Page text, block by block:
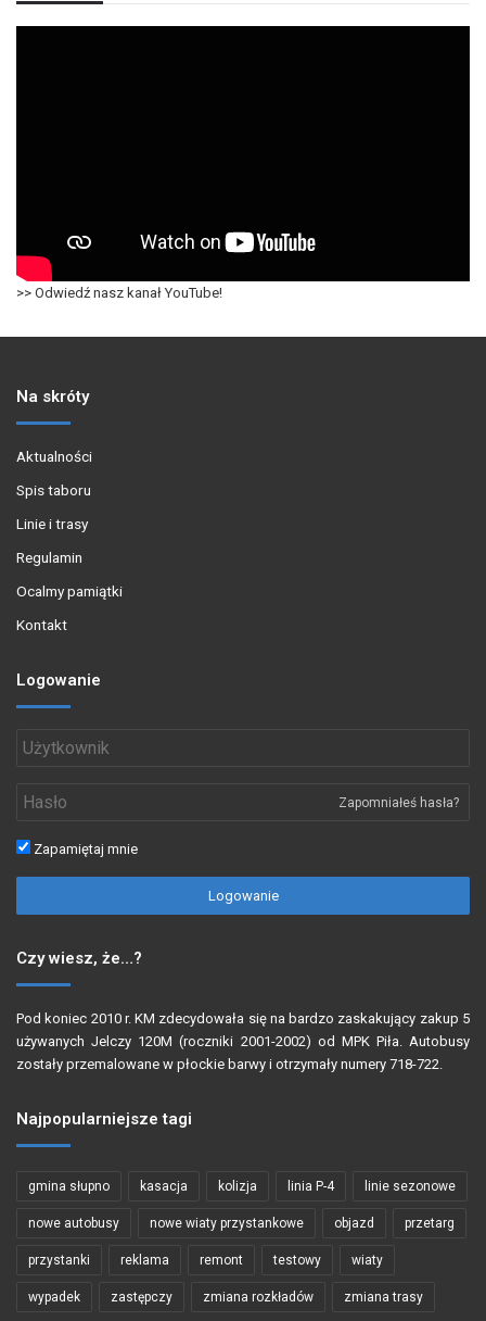
>> Odwiedź nasz kanał YouTube!
Na skróty
Aktualności
Spis taboru
Linie i trasy
Regulamin
Ocalmy pamiątki
Kontakt
Logowanie
Zapomniałeś hasła?
Zapamiętaj mnie
Logowanie
Czy wiesz, że…?
Pod koniec 2010 r. KM zdecydowała się na bardzo zaskakujący zakup 5
używanych Jelczy 120M (roczniki 2001-2002) od MPK Piła. Autobusy
zostały przemalowane w płockie barwy i otrzymały numery 718-722.
Najpopularniejsze tagi
gmina słupno kasacja kolizja linia P-4 linie sezonowe
nowe autobusy nowe wiaty przystankowe objazd przetarg
przystanki reklama remont testowy wiaty
wypadek zastępczy zmiana rozkładów zmiana trasy